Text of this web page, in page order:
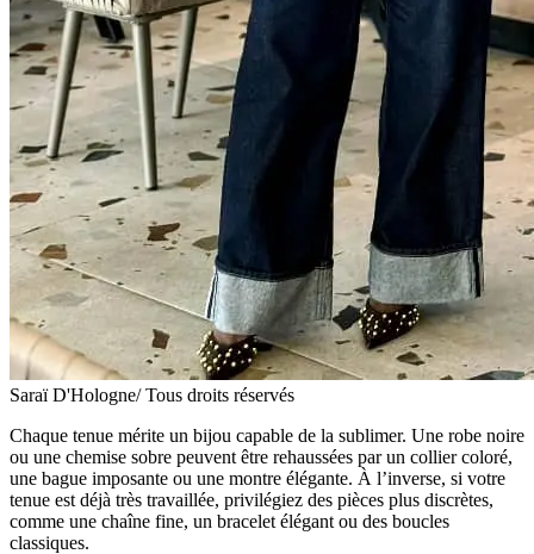
Saraï D'Hologne/ Tous droits réservés
Chaque tenue mérite un bijou capable de la sublimer. Une robe noire
ou une chemise sobre peuvent être rehaussées par un collier coloré,
une bague imposante ou une montre élégante. À l’inverse, si votre
tenue est déjà très travaillée, privilégiez des pièces plus discrètes,
comme une chaîne fine, un bracelet élégant ou des boucles
classiques.